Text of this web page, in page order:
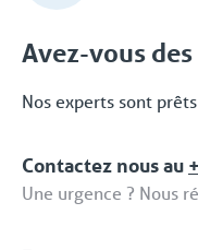
solutions. Même
pouvez faire appel
Avec notre propre
nous vous
ensemble complet
compris / Full
Avez-vous
Nos experts sont
Contactez nous au
Une urgence ? Nous